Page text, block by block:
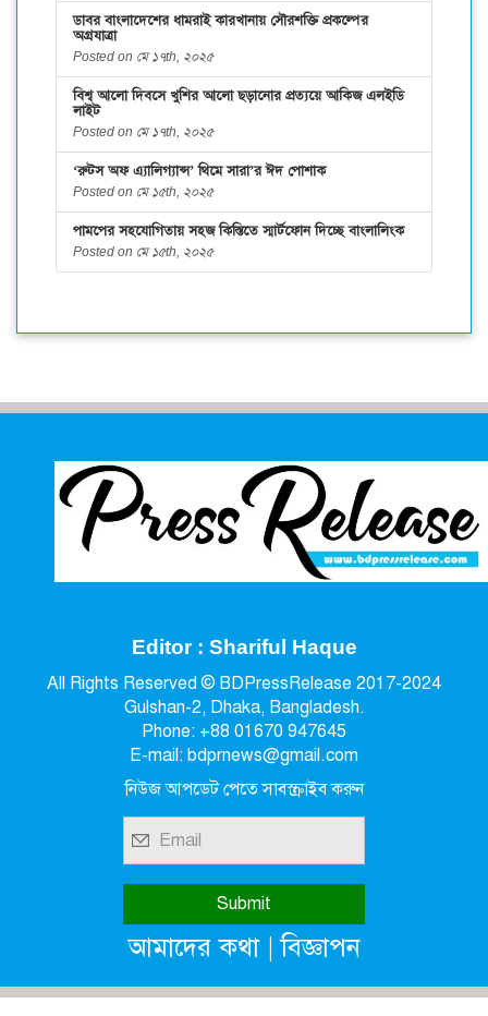
ডাবর বাংলাদেশের ধামরাই কারখানায় সৌরশক্তি প্রকল্পের
অগ্রযাত্রা
Posted on মে ১৭th, ২০২৫
বিশ্ব আলো দিবসে খুশির আলো ছড়ানোর প্রত্যয়ে আকিজ এলইডি
লাইট
Posted on মে ১৭th, ২০২৫
‘রুটস অফ এ্যালিগ্যান্স’ থিমে সারা’র ঈদ পোশাক
Posted on মে ১৫th, ২০২৫
পামপের সহযোগিতায় সহজ কিস্তিতে স্মার্টফোন দিচ্ছে বাংলালিংক
Posted on মে ১৫th, ২০২৫
Editor : Shariful Haque
All Rights Reserved © BDPressRelease 2017-2024
Gulshan-2, Dhaka, Bangladesh.
Phone: +88 01670 947645
E-mail: bdprnews@gmail.com
নিউজ আপডেট পেতে সাবস্ক্রাইব করুন
আমাদের কথা|বিজ্ঞাপন